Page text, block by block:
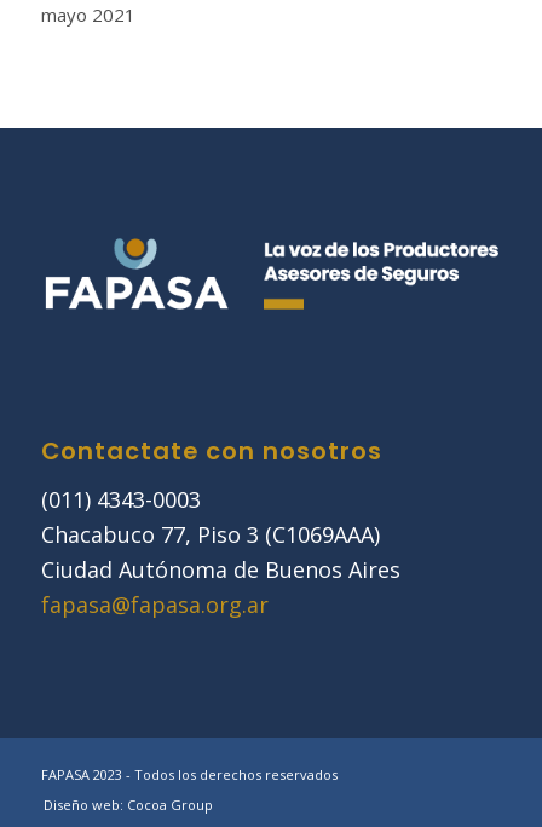
mayo 2021
Contactate con nosotros
(011) 4343-0003
Chacabuco 77, Piso 3 (C1069AAA)
Ciudad Autónoma de Buenos Aires
fapasa@fapasa.org.ar
FAPASA 2023 - Todos los derechos reservados
Diseño web: Cocoa Group